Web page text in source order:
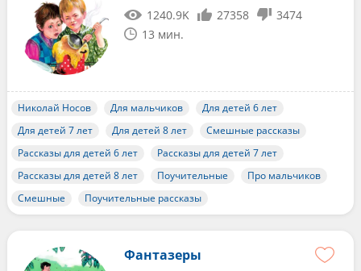
1240.9K 27358
3474
13 мин.
Николай Носов Для мальчиков
Для детей 6 лет
Для детей 7 лет
Для детей 8 лет
Смешные рассказы
Рассказы для детей 6 лет
Рассказы для детей 7 лет
Рассказы для детей 8 лет
Поучительные
Про мальчиков
Смешные
Поучительные рассказы
Фантазеры